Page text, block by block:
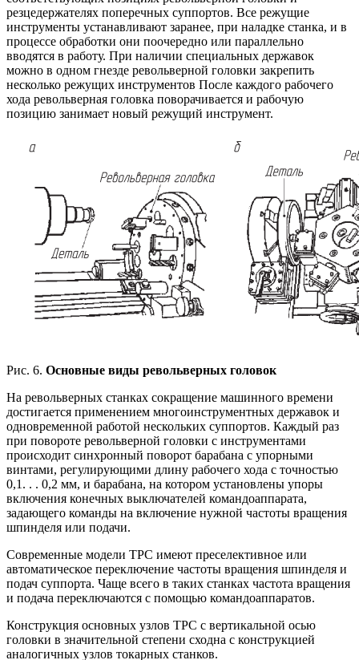
резцедержателях поперечных суппортов. Все режущие
инструменты устанавливают заранее, при наладке станка, и в
процессе обработки они поочередно или параллельно
вводятся в работу. При наличии специальных державок
можно в одном гнезде револьверной головки закрепить
несколько режущих инструментов После каждого рабочего
хода револьверная головка поворачивается и рабочую
позицию занимает новый режущий инструмент.
Рис. 6. Основные виды револьверных головок
На револьверных станках сокращение машинного времени
достигается применением многоинструментных державок и
одновременной работой нескольких суппортов. Каждый раз
при повороте револьверной головки с инструментами
происходит синхронный поворот барабана с упорными
винтами, регулирующими длину рабочего хода с точностью
0,1. . . 0,2 мм, и барабана, на котором установлены упоры
включения конечных выключателей командоаппарата,
задающего команды на включение нужной частоты вращения
шпинделя или подачи.
Современные модели ТРС имеют преселективное или
автоматическое переключение частоты вращения шпинделя и
подач суппорта. Чаще всего в таких станках частота вращения
и подача переключаются с помощью командоаппаратов.
Конструкция основных узлов ТРС с вертикальной осью
головки в значительной степени сходна с конструкцией
аналогичных узлов токарных станков.